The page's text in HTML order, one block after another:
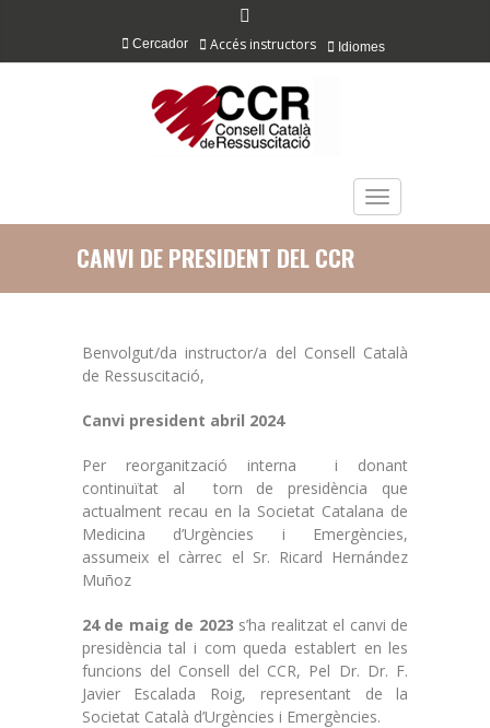
Idiomes
Accés instructors
Cercador
TOGGLE
CANVI DE PRESIDENT DEL CCR
Benvolgut/da instructor/a del Consell Català
de Ressuscitació,
Canvi president abril 2024
Per reorganització interna i donant
continuïtat al torn de presidència que
actualment recau en la Societat Catalana de
Medicina d’Urgències i Emergències,
assumeix el càrrec el Sr. Ricard Hernández
Muñoz
24 de maig de 2023 s’ha realitzat el canvi de
presidència tal i com queda establert en les
funcions del Consell del CCR, Pel Dr. Dr. F.
Javier Escalada Roig, representant de la
Societat Català d’Urgències i Emergències.